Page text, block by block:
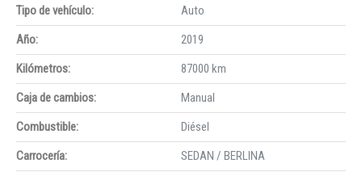
Tipo de vehículo:
Auto
Año:
2019
Kilómetros:
87000 km
Caja de cambios:
Manual
Combustible:
Diésel
Carrocería:
SEDAN / BERLINA